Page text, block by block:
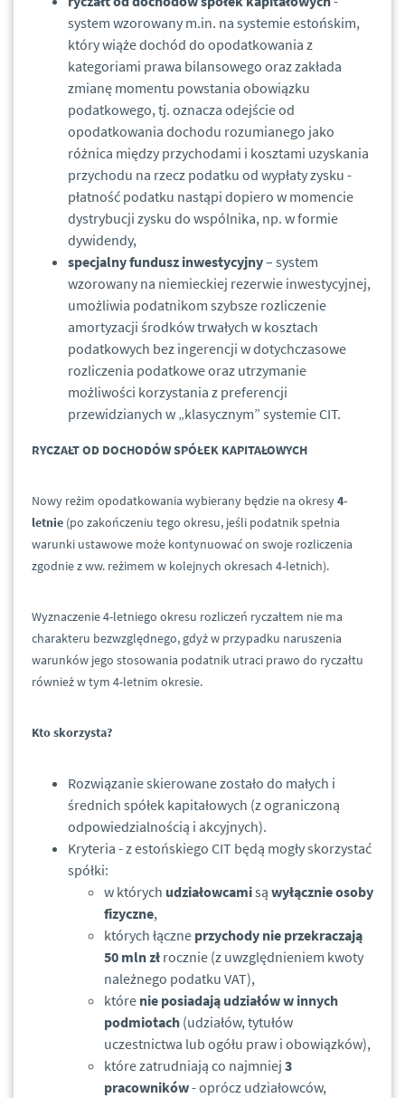
system wzorowany m.in. na systemie estońskim,
który wiąże dochód do opodatkowania z
kategoriami prawa bilansowego oraz zakłada
zmianę momentu powstania obowiązku
podatkowego, tj. oznacza odejście od
opodatkowania dochodu rozumianego jako
różnica między przychodami i kosztami uzyskania
przychodu na rzecz podatku od wypłaty zysku -
płatność podatku nastąpi dopiero w momencie
dystrybucji zysku do wspólnika, np. w formie
dywidendy,
specjalny fundusz inwestycyjny– system
wzorowany na niemieckiej rezerwie inwestycyjnej,
umożliwia podatnikom szybsze rozliczenie
amortyzacji środków trwałych w kosztach
podatkowych bez ingerencji w dotychczasowe
rozliczenia podatkowe oraz utrzymanie
możliwości korzystania z preferencji
przewidzianych w „klasycznym” systemie CIT.
RYCZAŁT OD DOCHODÓW SPÓŁEK KAPITAŁOWYCH
Nowy reżim opodatkowania wybierany będzie na okresy4-
letnie (po zakończeniu tego okresu, jeśli podatnik spełnia
warunki ustawowe może kontynuować on swoje rozliczenia
zgodnie z ww. reżimem w kolejnych okresach 4-letnich).
Wyznaczenie 4-letniego okresu rozliczeń ryczałtem nie ma
charakteru bezwzględnego, gdyż w przypadku naruszenia
warunków jego stosowania podatnik utraci prawo do ryczałtu
również w tym 4-letnim okresie.
Kto skorzysta?
Rozwiązanie skierowane zostało do małych i
średnich spółek kapitałowych (z ograniczoną
odpowiedzialnością i akcyjnych).
Kryteria - z estońskiego CIT będą mogły skorzystać
spółki:
w których udziałowcamisą wyłącznie osoby
fizyczne,
których łączne przychody nie przekraczają
50 mln zł rocznie (z uwzględnieniem kwoty
należnego podatku VAT),
które nie posiadają udziałów w innych
podmiotach (udziałów, tytułów
uczestnictwa lub ogółu praw i obowiązków),
które zatrudniają co najmniej 3
pracowników- oprócz udziałowców,